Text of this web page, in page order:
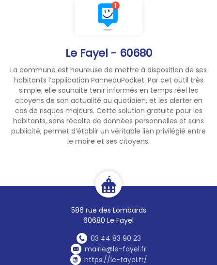
Le Fayel - 60680
La commune est heureuse de mettre à disposition de ses
habitants l’application PanneauPocket. Par cet outil très
simple, elle souhaite tenir informés en temps réel les
citoyens de son actualité au quotidien, et les alerter en
cas de risques majeurs. Cette solution gratuite pour les
habitants, sans récolte de données personnelles et sans
publicité, permet d’établir un véritable lien privilégié entre
le maire et ses citoyens.
586 rue des Lombards
60680 Le Fayel
03 44 83 90 23
mairie@le-fayel.fr
https://le-fayel.fr/